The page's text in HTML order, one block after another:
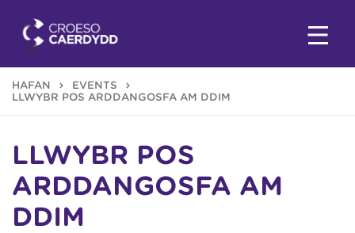
HAFAN
EVENTS
LLWYBR POS ARDDANGOSFA AM DDIM
LLWYBR POS
ARDDANGOSFA AM
DDIM